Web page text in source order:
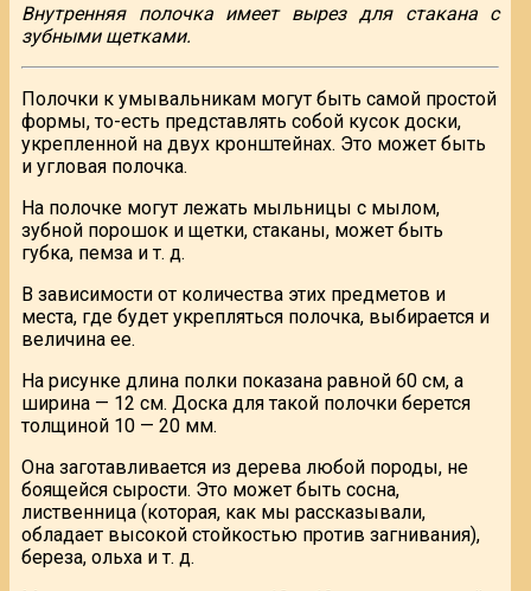
Внутренняя полочка имеет вырез для стакана с
зубными щетками.
Полочки к умывальникам могут быть самой простой
формы, то-есть представлять собой кусок доски,
укрепленной на двух кронштейнах. Это может быть
и угловая полочка.
На полочке могут лежать мыльницы с мылом,
зубной порошок и щетки, стаканы, может быть
губка, пемза и т. д.
В зависимости от количества этих предметов и
места, где будет укрепляться полочка, выбирается и
величина ее.
На рисунке длина полки показана равной 60 см, а
ширина — 12 см. Доска для такой полочки берется
толщиной 10 — 20 мм.
Она заготавливается из дерева любой породы, не
боящейся сырости. Это может быть сосна,
лиственница (которая, как мы рассказывали,
обладает высокой стойкостью против загнивания),
береза, ольха и т. д.